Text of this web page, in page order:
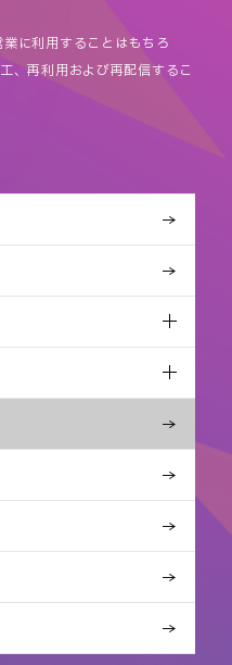
に利用することはもちろ
、再利用および再配信するこ